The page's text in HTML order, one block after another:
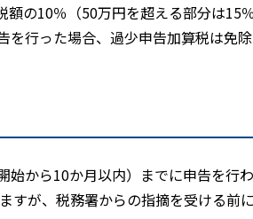
額の10％（50万円を超える部分は15
を行った場合、過少申告加算税は免除
始から10か月以内）までに申告を行
すが、税務署からの指摘を受ける前